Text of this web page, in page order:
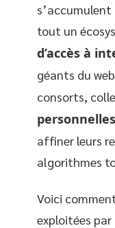
s’accumulent
tout un
d’accès à
géants du
consorts,
personnelles
affiner leurs
algorithmes
Voici
exploitées